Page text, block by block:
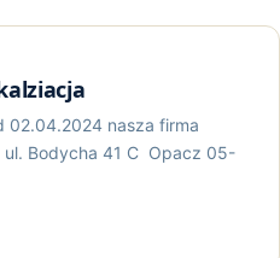
02.04.2024 nasza firma
ul. Bodycha 41 C Opacz 05-